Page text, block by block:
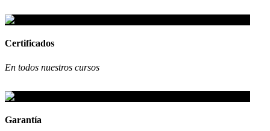
Certificados
En todos nuestros cursos
Garantía